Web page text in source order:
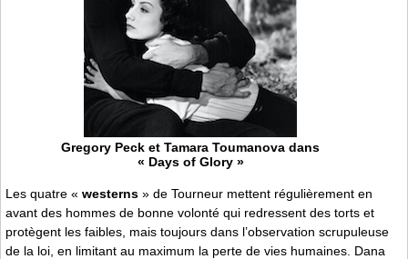
Gregory Peck et Tamara Toumanova dans
« Days of Glory »
Les quatre « westerns » de Tourneur mettent régulièrement en
avant des hommes de bonne volonté qui redressent des torts et
protègent les faibles, mais toujours dans l’observation scrupuleuse
de la loi, en limitant au maximum la perte de vies humaines. Dana